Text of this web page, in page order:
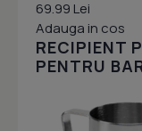
69.99 Lei
Adauga in cos
RECIPIENT
PENTRU